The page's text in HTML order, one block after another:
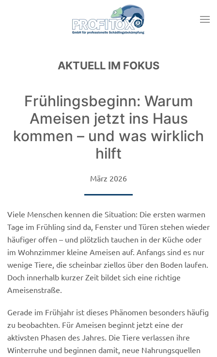
AKTUELL IM FOKUS
Frühlingsbeginn: Warum
Ameisen jetzt ins Haus
kommen – und was wirklich
hilft
März 2026
Viele Menschen kennen die Situation: Die ersten warmen
Tage im Frühling sind da, Fenster und Türen stehen wieder
häufiger offen – und plötzlich tauchen in der Küche oder
im Wohnzimmer kleine Ameisen auf. Anfangs sind es nur
wenige Tiere, die scheinbar ziellos über den Boden laufen.
Doch innerhalb kurzer Zeit bildet sich eine richtige
Ameisenstraße.
Gerade im Frühjahr ist dieses Phänomen besonders häufig
zu beobachten. Für Ameisen beginnt jetzt eine der
aktivsten Phasen des Jahres. Die Tiere verlassen ihre
Winterruhe und beginnen damit, neue Nahrungsquellen